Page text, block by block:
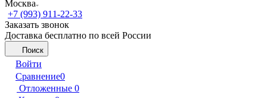
Москва
+7 (993) 911-22-33
Заказать звонок
Доставка бесплатно по всей России
Поиск
Войти
Сравнение0
Отложенные 0